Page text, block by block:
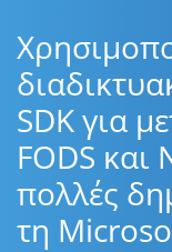
SDK για
FODS και
πολλές
τη